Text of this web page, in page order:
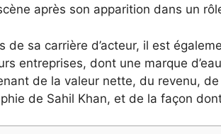
après son apparition dans un
de sa carrière d’acteur, il est
entreprises, dont une marque
de la valeur nette, du revenu,
de Sahil Khan, et de la façon